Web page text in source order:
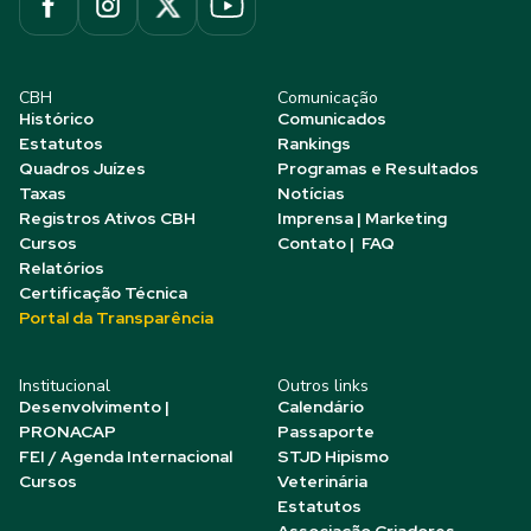
CBH
Histórico
Estatutos
Quadros Juízes
Taxas
Registros Ativos CBH
Cursos
Relatórios
Certificação Técnica
Portal da Transparência
Comunicação
Comunicados
Rankings
Programas e Resultados
Notícias
Imprensa | Marketing
Contato | FAQ
Institucional
Desenvolvimento |
PRONACAP
FEI / Agenda Internacional
Cursos
Outros links
Calendário
Passaporte
STJD Hipismo
Veterinária
Estatutos